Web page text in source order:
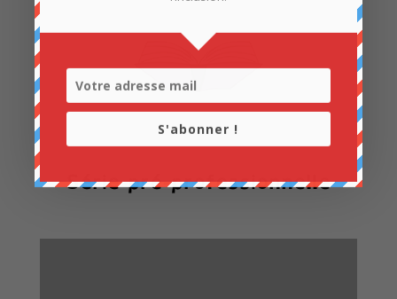
Série pré-professionnelle
S'abonner !